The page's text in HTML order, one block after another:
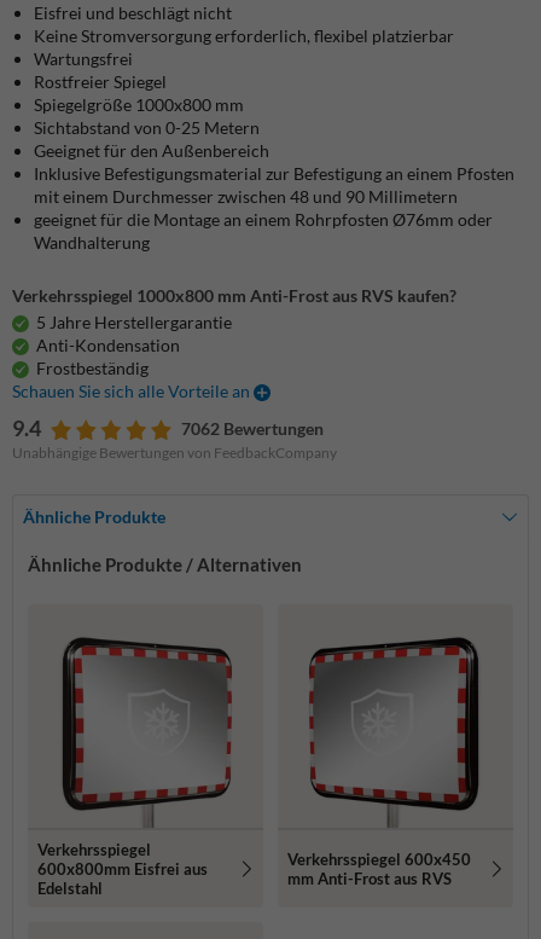
Eisfrei und beschlägt nicht
Keine Stromversorgung erforderlich, flexibel platzierbar
Wartungsfrei
Rostfreier Spiegel
Spiegelgröße 1000x800 mm
Sichtabstand von 0-25 Metern
Geeignet für den Außenbereich
Inklusive Befestigungsmaterial zur Befestigung an einem Pfosten
mit einem Durchmesser zwischen 48 und 90 Millimetern
geeignet für die Montage an einem Rohrpfosten Ø76mm oder
Wandhalterung
Verkehrsspiegel 1000x800 mm Anti-Frost aus RVS kaufen?
5 Jahre Herstellergarantie
Anti-Kondensation
Frostbeständig
Schauen Sie sich alle Vorteile an
9.4 7062 Bewertungen
Unabhängige Bewertungen von FeedbackCompany
Ähnliche Produkte
Ähnliche Produkte / Alternativen
Verkehrsspiegel
600x800mm Eisfrei aus
Edelstahl
Verkehrsspiegel 600x450
mm Anti-Frost aus RVS